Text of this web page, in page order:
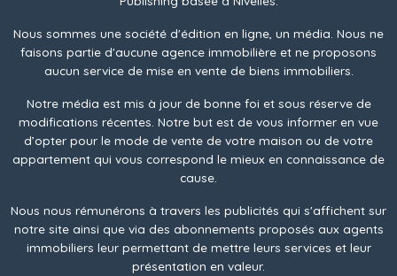
Nous sommes une société d'édition en ligne, un média. Nous ne
faisons partie d'aucune agence immobilière et ne proposons
aucun service de mise en vente de biens immobiliers.
Notre média est mis à jour de bonne foi et sous réserve de
modifications récentes. Notre but est de vous informer en vue
d’opter pour le mode de vente de votre maison ou de votre
appartement qui vous correspond le mieux en connaissance de
cause.
Nous nous rémunérons à travers les publicités qui s'affichent sur
notre site ainsi que via des abonnements proposés aux agents
immobiliers leur permettant de mettre leurs services et leur
présentation en valeur.